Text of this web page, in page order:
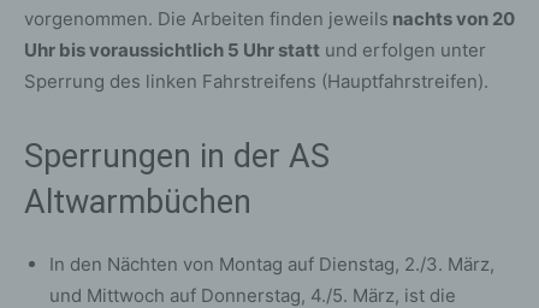
vorgenommen. Die Arbeiten finden jeweils nachts von 20
Uhr bis voraussichtlich 5 Uhr statt und erfolgen unter
Sperrung des linken Fahrstreifens (Hauptfahrstreifen).
Sperrungen in der AS
Altwarmbüchen
In den Nächten von Montag auf Dienstag, 2./3. März,
und Mittwoch auf Donnerstag, 4./5. März, ist die